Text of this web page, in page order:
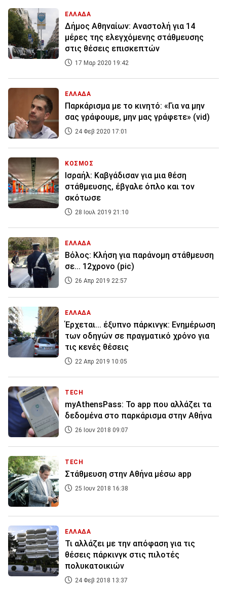
ΕΛΛΑΔΑ
Δήμος Αθηναίων: Αναστολή για 14
μέρες της ελεγχόμενης στάθμευσης
στις θέσεις επισκεπτών
17 Μαρ 2020 19:42
ΕΛΛΑΔΑ
Παρκάρισμα με το κινητό: «Για να μην
σας γράφουμε, μην μας γράφετε» (vid)
24 Φεβ 2020 17:01
ΚΟΣΜΟΣ
Ισραήλ: Καβγάδισαν για μια θέση
στάθμευσης, έβγαλε όπλο και τον
σκότωσε
28 Ιουλ 2019 21:10
ΕΛΛΑΔΑ
Βόλος: Κλήση για παράνομη στάθμευση
σε... 12χρονο (pic)
26 Απρ 2019 22:57
ΕΛΛΑΔΑ
Έρχεται... έξυπνο πάρκινγκ: Ενημέρωση
των οδηγών σε πραγματικό χρόνο για
τις κενές θέσεις
22 Απρ 2019 10:05
TECH
myAthensPass: Το app που αλλάζει τα
δεδομένα στο παρκάρισμα στην Αθήνα
26 Ιουν 2018 09:07
TECH
Στάθμευση στην Αθήνα μέσω app
25 Ιουν 2018 16:38
ΕΛΛΑΔΑ
Τι αλλάζει με την απόφαση για τις
θέσεις πάρκινγκ στις πιλοτές
πολυκατοικιών
24 Φεβ 2018 13:37